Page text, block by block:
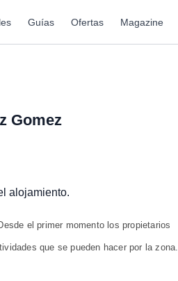
Guías Ofertas Magazine
Gomez
alojamiento.
el primer momento los propietarios
que se pueden hacer por la zona.